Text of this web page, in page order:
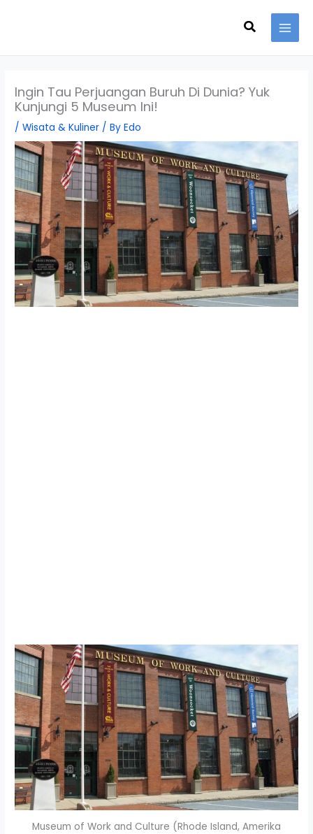
Search
Ingin Tau Perjuangan Buruh Di Dunia? Yuk
Kunjungi 5 Museum Ini!
/Wisata & Kuliner / ByEdo
Museum of Work and Culture (Rhode Island, Amerika